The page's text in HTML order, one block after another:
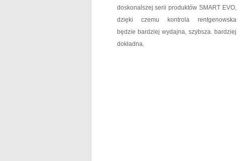
doskonalszej serii produktów SMART EVO,
dzięki czemu kontrola rentgenowska
będzie bardziej wydajna, szybsza. bardziej
dokładna.